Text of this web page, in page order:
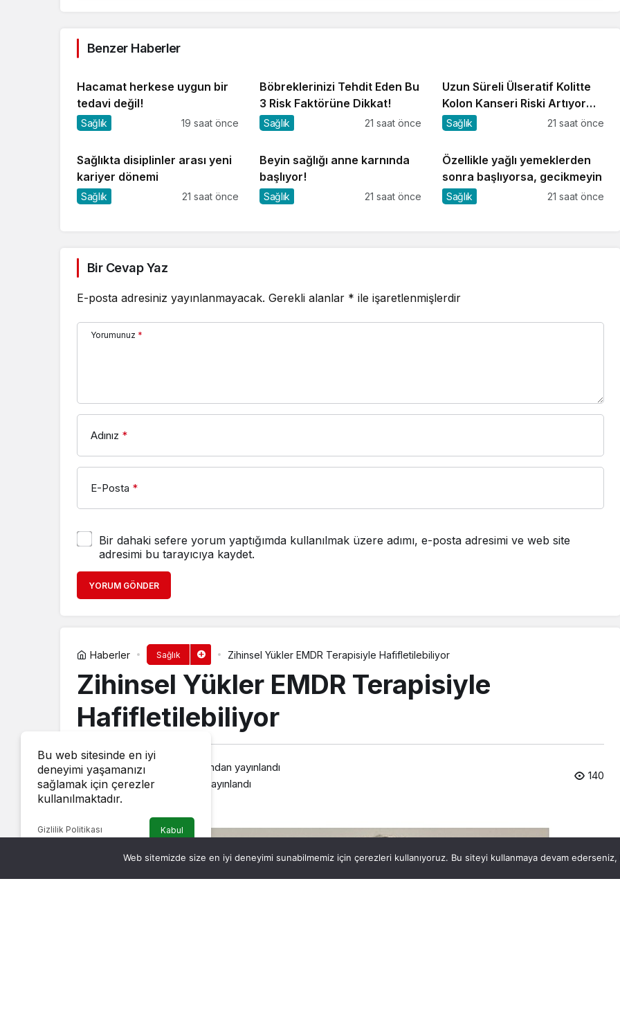
Benzer Haberler
Hacamat herkese uygun bir
tedavi değil!
Sağlık 19 saat önce
Böbreklerinizi Tehdit Eden Bu
3 Risk Faktörüne Dikkat!
Sağlık 21 saat önce
Uzun Süreli Ülseratif Kolitte
Kolon Kanseri Riski Artıyor
mu?
Sağlık 21 saat önce
Sağlıkta disiplinler arası yeni
kariyer dönemi
Sağlık 21 saat önce
Beyin sağlığı anne karnında
başlıyor!
Sağlık 21 saat önce
Özellikle yağlı yemeklerden
sonra başlıyorsa, gecikmeyin
Sağlık 21 saat önce
Bir Cevap Yaz
E-posta adresiniz yayınlanmayacak. Gerekli alanlar * ile işaretlenmişlerdir
Yorumunuz *
Adınız *
E-Posta *
Bir dahaki sefere yorum yaptığımda kullanılmak üzere adımı, e-posta adresimi ve web site
adresimi bu tarayıcıya kaydet.
YORUM GÖNDER
Haberler Sağlık Zihinsel Yükler EMDR Terapisiyle Hafifletilebiliyor
Zihinsel Yükler EMDR Terapisiyle
Hafifletilebiliyor
Haber Müzik
tarafından yayınlandı
10 Ekim 2025, 11:14
yayınlandı
140
Bu web sitesinde en iyi
deneyimi yaşamanızı
sağlamak için çerezler
kullanılmaktadır.
Gizlilik Politikası Kabul
Web sitemizde size en iyi deneyimi sunabilmemiz için çerezleri kullanıyoruz. Bu siteyi kullanmaya devam